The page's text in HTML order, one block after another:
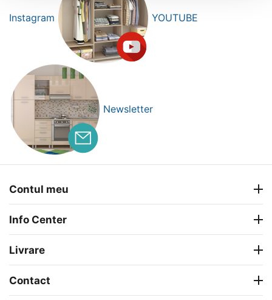
Instagram YOUTUBE
Newsletter
Contul meu
Info Center
Livrare
Contact